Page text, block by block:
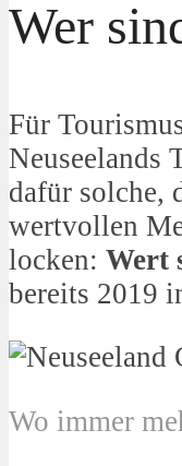
Wer
Für
Neuseelands
dafür solche,
wertvollen
locken: Wert
bereits 2019
Wo immer